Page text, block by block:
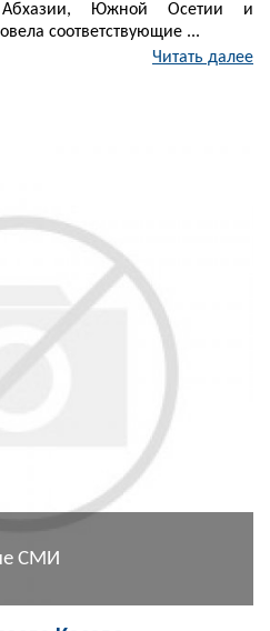
Абхазии, Южной Осетии и
соответствующие ...
Читать далее
СМИ